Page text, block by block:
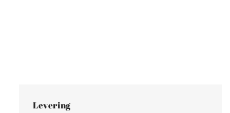
Levering